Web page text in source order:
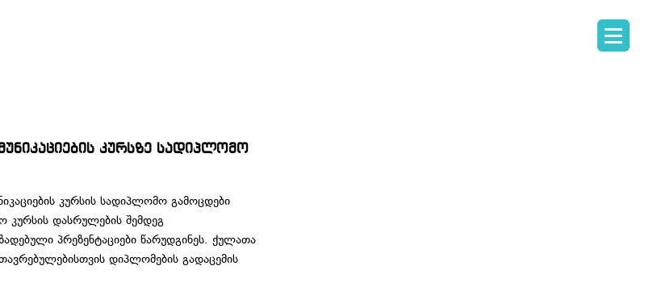
კურსზე სადიპლომო
კურსის სადიპლომო გამოცდები
დასრულების შემდეგ
პრეზენტაციები წარუდგინეს. ქულათა
დიპლომების გადაცემის